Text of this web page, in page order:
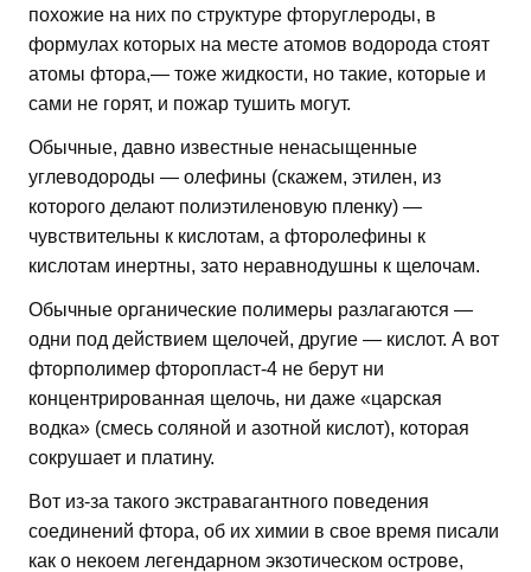
похожие на них по структуре фторуглероды, в
формулах которых на месте атомов водорода стоят
атомы фтора,— тоже жидкости, но такие, которые и
сами не горят, и пожар тушить могут.
Обычные, давно известные ненасыщенные
углеводороды — олефины (скажем, этилен, из
которого делают полиэтиленовую пленку) —
чувствительны к кислотам, а фторолефины к
кислотам инертны, зато неравнодушны к щелочам.
Обычные органические полимеры разлагаются —
одни под действием щелочей, другие — кислот. А вот
фторполимер фторопласт-4 не берут ни
концентрированная щелочь, ни даже «царская
водка» (смесь соляной и азотной кислот), которая
сокрушает и платину.
Вот из-за такого экстравагантного поведения
соединений фтора, об их химии в свое время писали
как о некоем легендарном экзотическом острове,